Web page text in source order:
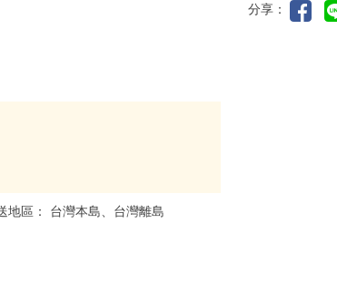
地區： 台灣本島、台灣離島
分享：